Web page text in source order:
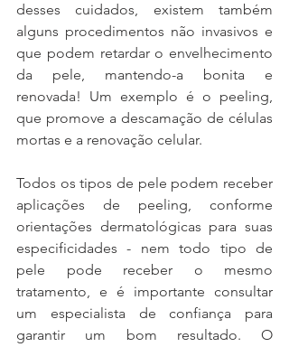
desses cuidados, existem também
alguns procedimentos não invasivos e
que podem retardar o envelhecimento
da pele, mantendo-a bonita e
renovada! Um exemplo é o peeling,
que promove a descamação de células
mortas e a renovação celular.
Todos os tipos de pele podem receber
aplicações de peeling, conforme
orientações dermatológicas para suas
especificidades - nem todo tipo de
pele pode receber o mesmo
tratamento, e é importante consultar
um especialista de confiança para
garantir um bom resultado. O